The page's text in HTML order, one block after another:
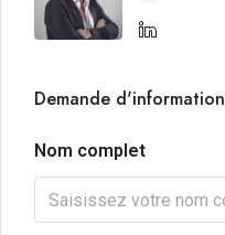
Demande d'information
Nom complet